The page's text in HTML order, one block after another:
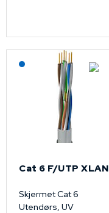
Lagerført: NEK Kabel
Cat 6 F/UTP XLAN
Skjermet Cat 6
Utendørs, UV